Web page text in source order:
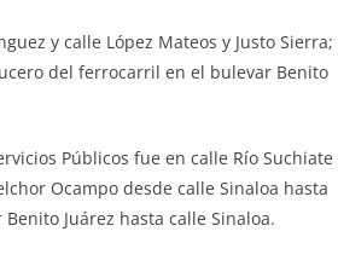
y calle López Mateos y Justo Sierra;
del ferrocarril en el bulevar Benito
Públicos fue en calle Río Suchiate
Ocampo desde calle Sinaloa hasta
Juárez hasta calle Sinaloa.